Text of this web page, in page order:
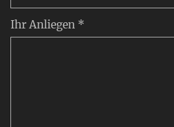
Ihr Anliegen *